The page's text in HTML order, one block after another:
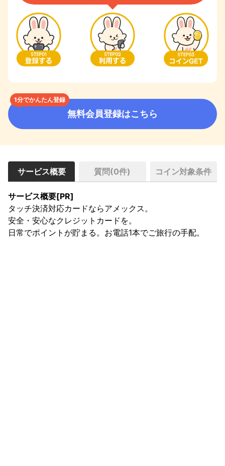
1分でかんたん登録
無料会員登録はこちら
サービス概要 質問(0件) コイン対象条件
サービス概要[PR]
タッチ決済対応カードならアメックス。
安全・安心なクレジットカードを。
日常でポイントが貯まる。お電話1本でご旅行の手配。